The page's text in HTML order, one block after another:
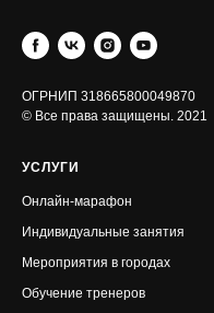
ОГРНИП 318665800049870
© Все права защищены. 2021
УСЛУГИ
Онлайн-марафон
Индивидуальные занятия
Мероприятия в городах
Обучение тренеров